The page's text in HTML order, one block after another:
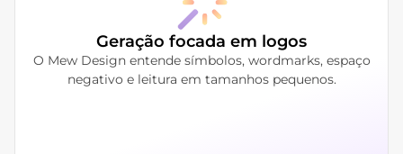
Geração focada em logos
O Mew Design entende símbolos, wordmarks, espaço
negativo e leitura em tamanhos pequenos.